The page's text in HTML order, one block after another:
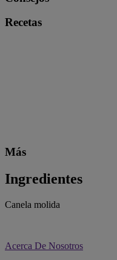
Recetas
Más
Ingredientes
Canela molida
Acerca De Nosotros